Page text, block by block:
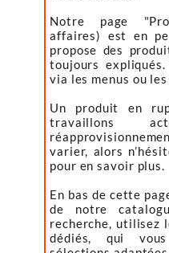
Notre page
affaires) est en
propose des
toujours
via les menus ou
Un produit en
travaillons
varier, alors
pour en savoir plus.
En bas de cette
de notre
recherche, utilisez
dédiés, qui